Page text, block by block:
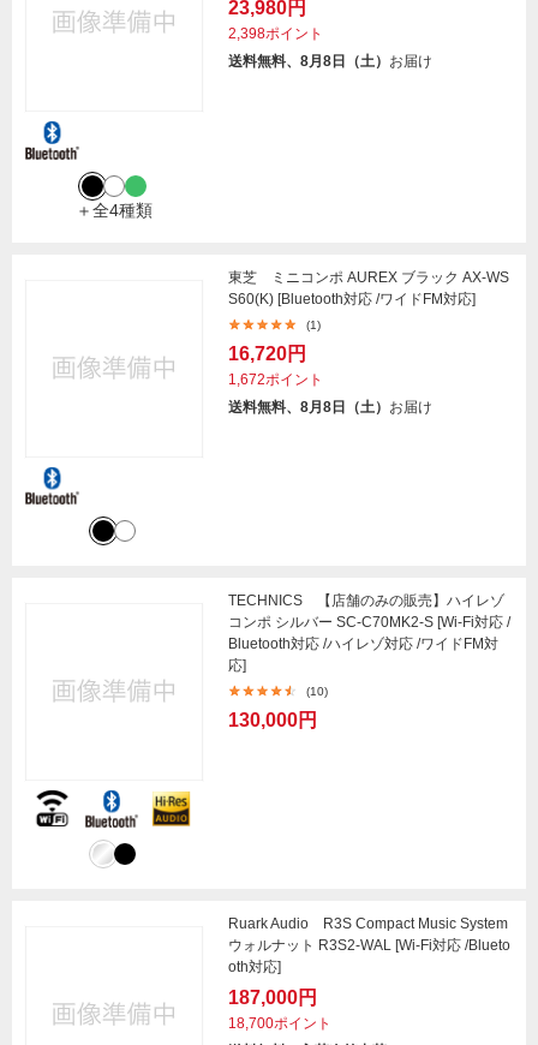
＋全4種類
23,980円
2,398ポイント
送料無料、8月8日（土） お届け
東芝 ミニコンポ AUREX ブラック AX-WS
S60(K) [Bluetooth対応 /ワイドFM対応]
(1)
16,720円
1,672ポイント
送料無料、8月8日（土） お届け
TECHNICS 【店舗のみの販売】ハイレゾ
コンポ シルバー SC-C70MK2-S [Wi-Fi対応 /
Bluetooth対応 /ハイレゾ対応 /ワイドFM対
応]
(10)
130,000円
Ruark Audio R3S Compact Music System
ウォルナット R3S2-WAL [Wi-Fi対応 /Blueto
oth対応]
187,000円
18,700ポイント